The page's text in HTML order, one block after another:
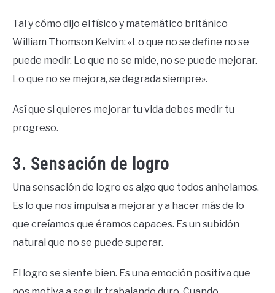
Tal y cómo dijo el físico y matemático británico
William Thomson Kelvin: «Lo que no se define no se
puede medir. Lo que no se mide, no se puede mejorar.
Lo que no se mejora, se degrada siempre».
Así que si quieres mejorar tu vida debes medir tu
progreso.
3. Sensación de logro
Una sensación de logro es algo que todos anhelamos.
Es lo que nos impulsa a mejorar y a hacer más de lo
que creíamos que éramos capaces. Es un subidón
natural que no se puede superar.
El logro se siente bien. Es una emoción positiva que